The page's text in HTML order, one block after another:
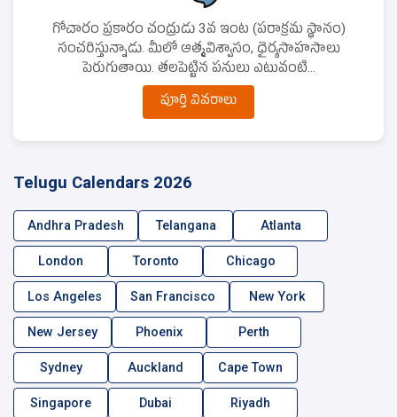
గోచారం ప్రకారం చంద్రుడు 3వ ఇంట (పరాక్రమ స్థానం)
సంచరిస్తున్నాడు. మీలో ఆత్మవిశ్వాసం, ధైర్యసాహసాలు
పెరుగుతాయి. తలపెట్టిన పనులు ఎటువంటి...
పూర్తి వివరాలు
Telugu Calendars 2026
Andhra Pradesh Telangana Atlanta
London Toronto Chicago
Los Angeles San Francisco New York
New Jersey Phoenix Perth
Sydney Auckland Cape Town
Singapore Dubai Riyadh